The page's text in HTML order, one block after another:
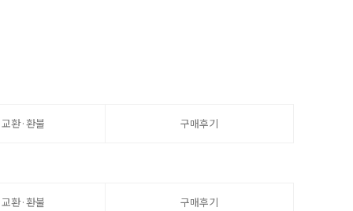
환·환불 구매후기
환·환불 구매후기